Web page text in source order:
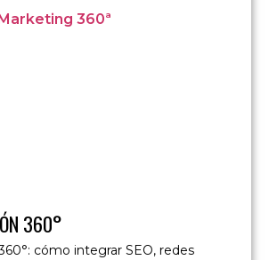
360°
cómo integrar SEO, redes